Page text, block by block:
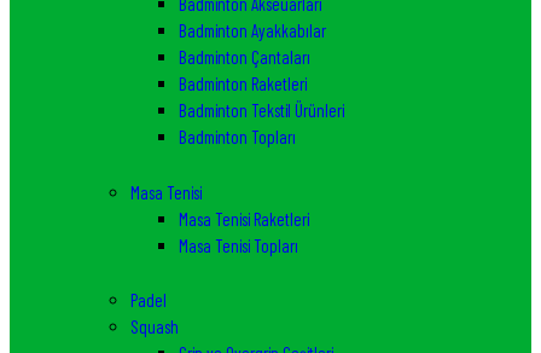
Badminton Ayakkabılar
Badminton Çantaları
Badminton Raketleri
Badminton Tekstil Ürünleri
Badminton Topları
Masa Tenisi
Masa Tenisi Raketleri
Masa Tenisi Topları
Padel
Squash